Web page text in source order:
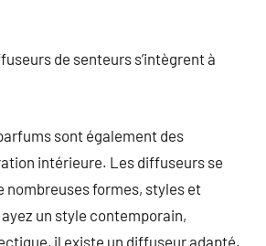
de senteurs s’intègrent à
sont également des
intérieure. Les diffuseurs se
nombreuses formes, styles et
un style contemporain,
il existe un diffuseur adapté.